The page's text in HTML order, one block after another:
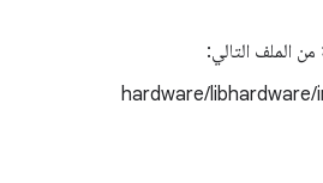
الملف التالي:
hardware/